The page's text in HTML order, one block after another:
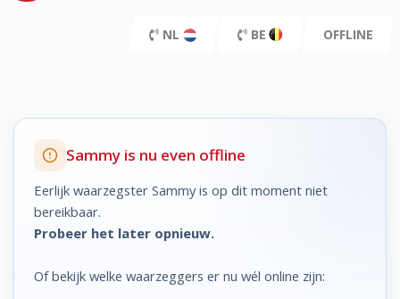
NL BE OFFLINE
Sammy is nu even offline
Eerlijk waarzegster Sammy is op dit moment niet
bereikbaar.
Probeer het later opnieuw.
Of bekijk welke waarzeggers er nu wél online zijn: